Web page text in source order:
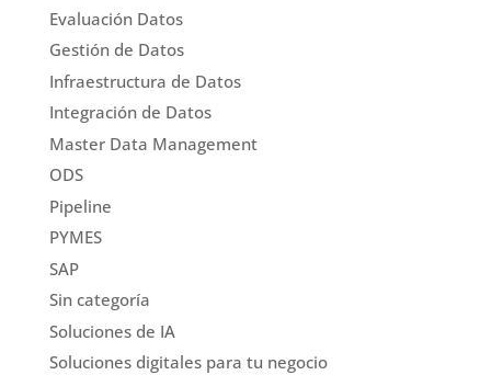
Evaluación Datos
Gestión de Datos
Infraestructura de Datos
Integración de Datos
Master Data Management
ODS
Pipeline
PYMES
SAP
Sin categoría
Soluciones de IA
Soluciones digitales para tu negocio